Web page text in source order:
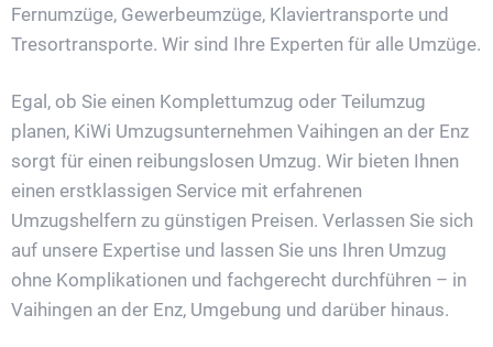
Fernumzüge, Gewerbeumzüge, Klaviertransporte und
Tresortransporte. Wir sind Ihre Experten für alle Umzüge.
Egal, ob Sie einen Komplettumzug oder Teilumzug
planen, KiWi Umzugsunternehmen Vaihingen an der Enz
sorgt für einen reibungslosen Umzug. Wir bieten Ihnen
einen erstklassigen Service mit erfahrenen
Umzugshelfern zu günstigen Preisen. Verlassen Sie sich
auf unsere Expertise und lassen Sie uns Ihren Umzug
ohne Komplikationen und fachgerecht durchführen – in
Vaihingen an der Enz, Umgebung und darüber hinaus.